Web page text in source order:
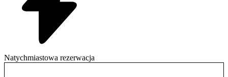
Natychmiastowa rezerwacja